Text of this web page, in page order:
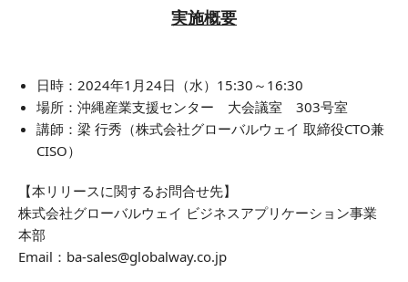
実施概要
日時：2024年1月24日（水）15:30～16:30
場所：沖縄産業支援センター 大会議室 303号室
講師：梁 行秀（株式会社グローバルウェイ 取締役CTO兼
CISO）
【本リリースに関するお問合せ先】
株式会社グローバルウェイ ビジネスアプリケーション事業
本部
Email：ba-sales@globalway.co.jp